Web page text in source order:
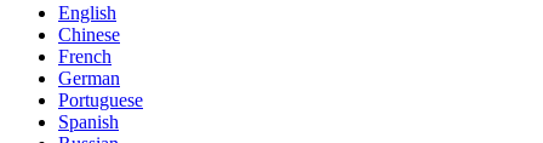
English
Chinese
French
German
Portuguese
Spanish